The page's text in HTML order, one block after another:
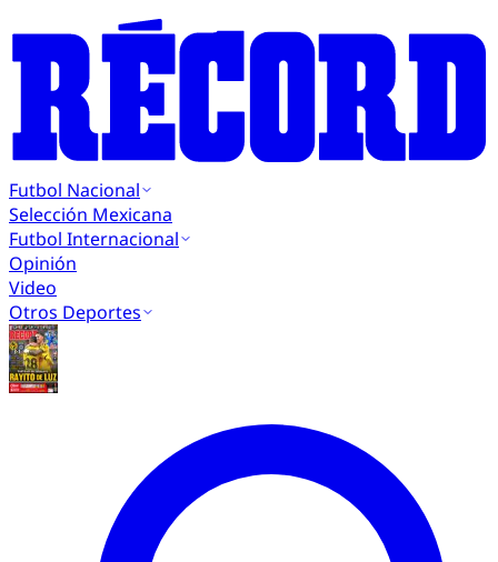
Futbol Nacional
Selección Mexicana
Futbol Internacional
Opinión
Video
Otros Deportes